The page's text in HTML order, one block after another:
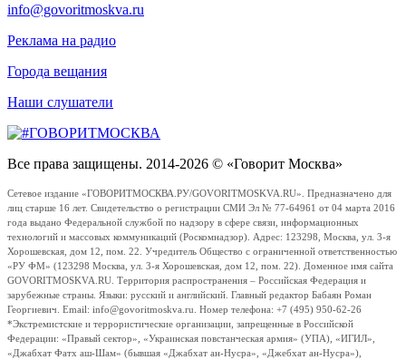
info@govoritmoskva.ru
Реклама на радио
Города вещания
Наши слушатели
Все права защищены. 2014-2026 © «Говорит Москва»
Сетевое издание «ГОВОРИТМОСКВА.РУ/GOVORITMOSKVA.RU». Предназначено для
лиц старше 16 лет. Свидетельство о регистрации СМИ Эл № 77-64961 от 04 марта 2016
года выдано Федеральной службой по надзору в сфере связи, информационных
технологий и массовых коммуникаций (Роскомнадзор). Адрес: 123298, Москва, ул. 3-я
Хорошевская, дом 12, пом. 22. Учредитель Общество с ограниченной ответственностью
«РУ ФМ» (123298 Москва, ул. 3-я Хорошевская, дом 12, пом. 22). Доменное имя сайта
GOVORITMOSKVA.RU. Территория распространения – Российская Федерация и
зарубежные страны. Языки: русский и английский. Главный редактор Бабаян Роман
Георгиевич. Email: info@govoritmoskva.ru. Номер телефона: +7 (495) 950-62-26
*Экстремистские и террористические организации, запрещенные в Российской
Федерации: «Правый сектор», «Украинская повстанческая армия» (УПА), «ИГИЛ»,
«Джабхат Фатх аш-Шам» (бывшая «Джабхат ан-Нусра», «Джебхат ан-Нусра»),